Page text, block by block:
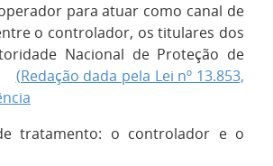
para atuar como canal de
o controlador, os titulares dos
Nacional de Proteção de
(Redação dada pela Lei nº 13.853,
tratamento: o controlador e o